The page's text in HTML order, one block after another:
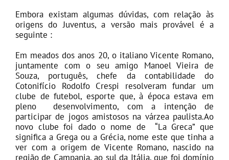
Embora existam algumas dúvidas, com relação às
origens do Juventus, a versão mais provável é a
seguinte :
Em meados dos anos 20, o italiano Vicente Romano,
juntamente com o seu amigo Manoel Vieira de
Souza, português, chefe da contabilidade do
Cotonifício Rodolfo Crespi resolveram fundar um
clube de futebol, esporte que, à época estava em
pleno desenvolvimento, com a intenção de
participar de jogos amistosos na várzea paulista.Ao
novo clube foi dado o nome de “La Greca” que
significa a Grega ou a Grécia, nome este que tinha a
ver com a origem de Vicente Romano, nascido na
região de Campania, ao sul da Itália, que foi domínio